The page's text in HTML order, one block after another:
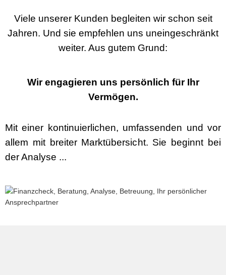
Viele unserer Kunden begleiten wir schon seit
Jahren. Und sie empfehlen uns uneingeschränkt
weiter. Aus gutem Grund:
Wir engagieren uns persönlich für Ihr
Vermögen.
Mit einer kontinuierlichen, umfassenden und vor
allem mit breiter Marktübersicht. Sie beginnt bei
der Analyse ...